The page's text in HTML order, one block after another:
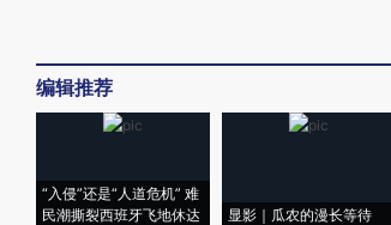
编辑推荐
“入侵”还是“人道危机” 难
民潮撕裂西班牙飞地休达
显影｜瓜农的漫长等待